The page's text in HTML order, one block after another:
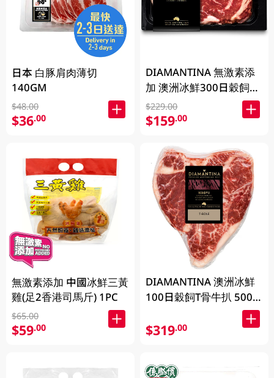
日本 白豚肩肉薄切
140GM
$48.00
$36.00
無激素添加 中國冰鮮三黃
雞(足2香港司馬斤) 1PC
$65.00
$59.00
DIAMANTINA 無激素添
加 澳洲冰鮮300日穀飼和
牛肉眼扒SB4+ 200克
$229.00
$159.00
DIAMANTINA 澳洲冰鮮
100日穀飼T骨牛扒 500
$319.00